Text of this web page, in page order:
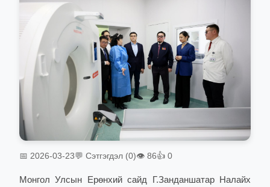
📅 2026-03-23💬 Сэтгэгдэл (0)👁 86👍 0
Монгол Улсын Ерөнхий сайд Г.Занданшатар Налайх